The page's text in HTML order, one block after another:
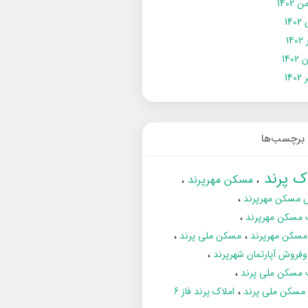
برچسب‌ها
پرند مسکن مهرپرند
مسکن مهرپرند
مسکن مهرپرند
مهرپرند
مسکن ملی پرند
آپارتمان شهرپرند
مسکن ملی پرند
مسکن ملی پرند
املاک پرند فاز 6